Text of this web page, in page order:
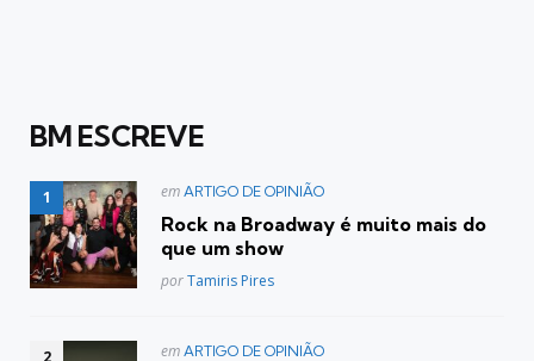
BM ESCREVE
Postado
em ARTIGO DE OPINIÃO
Rock na Broadway é muito mais do
que um show
Posted
porTamiris Pires
Postado
em ARTIGO DE OPINIÃO